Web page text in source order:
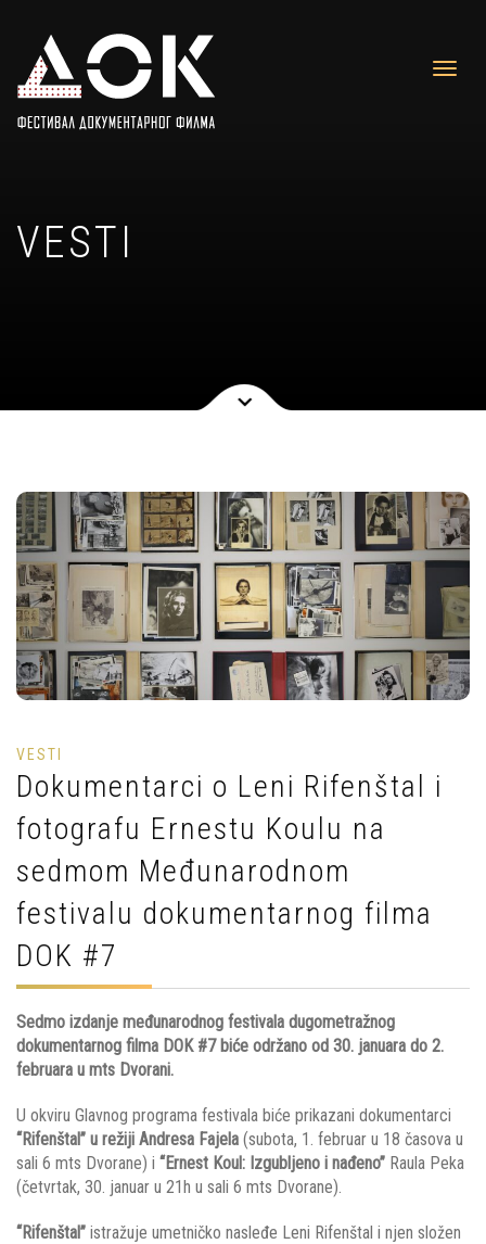
VESTI
VESTI
Dokumentarci o Leni Rifenštal i
fotografu Ernestu Koulu na
sedmom Međunarodnom
festivalu dokumentarnog filma
DOK #7
Sedmo izdanje međunarodnog festivala dugometražnog
dokumentarnog filma DOK #7 biće održano od 30. januara do 2.
februara u mts Dvorani.
U okviru Glavnog programa festivala biće prikazani dokumentarci
“Rifenštal” u režiji Andresa Fajela (subota, 1. februar u 18 časova u
sali 6 mts Dvorane) i “Ernest Koul: Izgubljeno i nađeno” Raula Peka
(četvrtak, 30. januar u 21h u sali 6 mts Dvorane).
“Rifenštal” istražuje umetničko nasleđe Leni Rifenštal i njen složen